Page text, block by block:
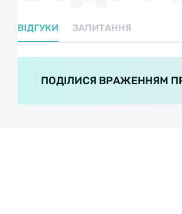
ВІДГУКИ ЗАПИТАННЯ
ПОДІЛИСЯ ВРАЖЕННЯМ